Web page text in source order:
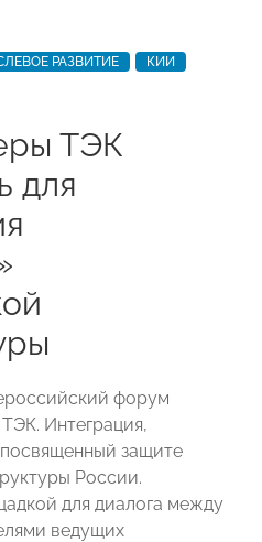
РАЗВИТИЕ
КИИ
ТЭК
для
форум
Интеграция,
защите
России.
для диалога между
ведущих